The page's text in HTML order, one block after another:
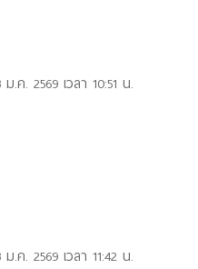
.ค. 2569 เวลา 10:51 น.
.ค. 2569 เวลา 11:42 น.